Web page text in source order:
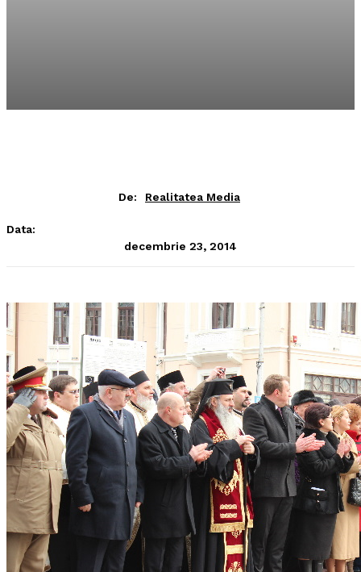
De: Realitatea Media
Data:
decembrie 23, 2014